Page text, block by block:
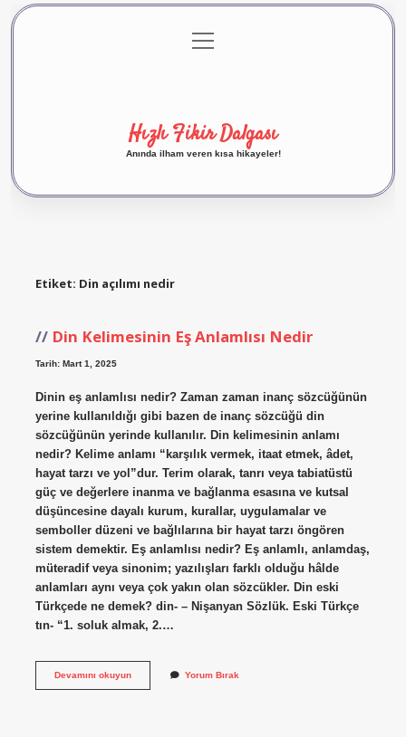
Gizlilik Politikası
menüyü
aç
Hızlı Fikir Dalgası
Anında ilham veren kısa hikayeler!
Etiket: Din açılımı nedir
Din Kelimesinin Eş Anlamlısı Nedir
Tarih: Mart 1, 2025
Dinin eş anlamlısı nedir? Zaman zaman inanç sözcüğünün
yerine kullanıldığı gibi bazen de inanç sözcüğü din
sözcüğünün yerinde kullanılır. Din kelimesinin anlamı
nedir? Kelime anlamı “karşılık vermek, itaat etmek, âdet,
hayat tarzı ve yol”dur. Terim olarak, tanrı veya tabiatüstü
güç ve değerlere inanma ve bağlanma esasına ve kutsal
düşüncesine dayalı kurum, kurallar, uygulamalar ve
semboller düzeni ve bağlılarına bir hayat tarzı öngören
sistem demektir. Eş anlamlısı nedir? Eş anlamlı, anlamdaş,
müteradif veya sinonim; yazılışları farklı olduğu hâlde
anlamları aynı veya çok yakın olan sözcükler. Din eski
Türkçede ne demek? din- – Nişanyan Sözlük. Eski Türkçe
tın- “1. soluk almak, 2.…
Devamını okuyunDin
Yorum Bırak